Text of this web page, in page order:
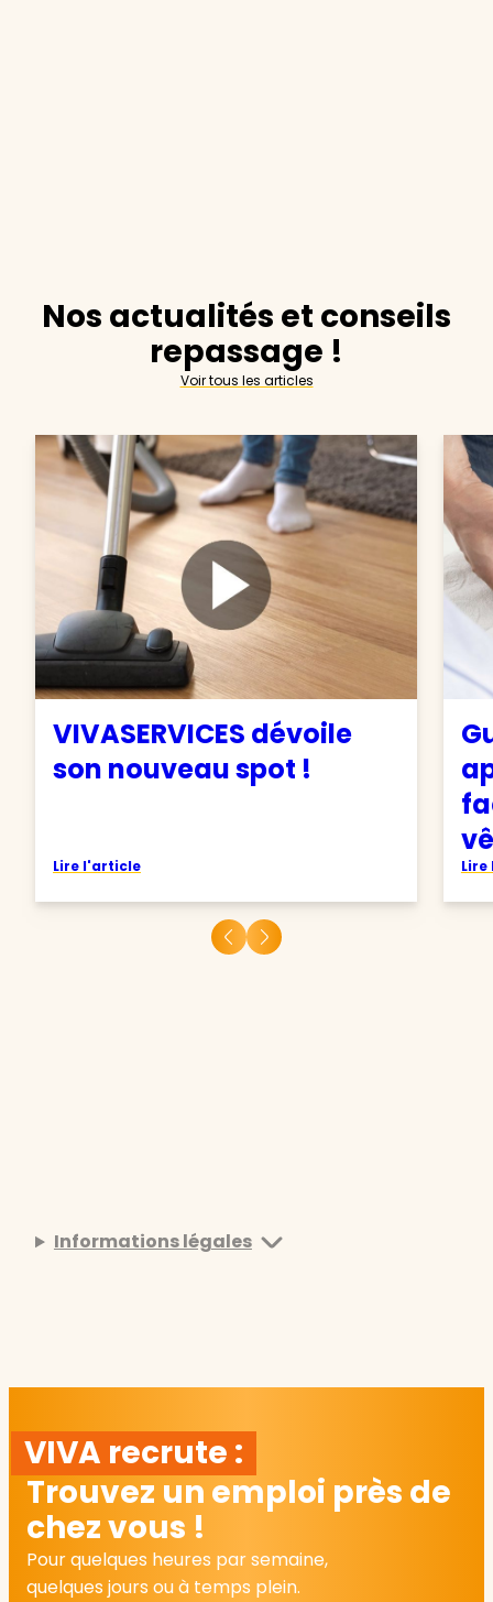
Nos actualités et conseils
repassage !
Voir tous les articles
VIVASERVICES dévoile
son nouveau spot !
Lire l'article
Informations légales
VIVA recrute :
Trouvez un emploi près de
chez vous !
Pour quelques heures par semaine,
quelques jours ou à temps plein.